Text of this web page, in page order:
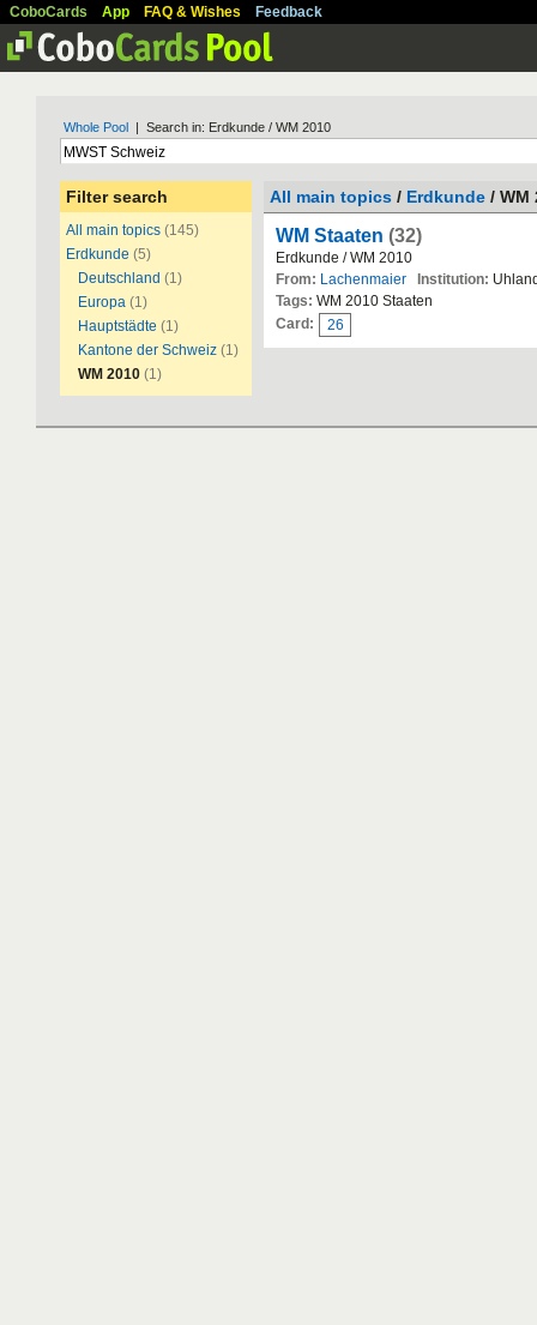
CoboCards App FAQ & Wishes Feedback
Whole Pool | Search in: Erdkunde / WM 2010
Filter search
All main topics (145)
Erdkunde (5)
Deutschland (1)
Europa (1)
Hauptstädte (1)
Kantone der Schweiz (1)
WM 2010 (1)
All main topics / Erdkunde / WM
WM Staaten (32)
Erdkunde / WM 2010
From: Lachenmaier Institution:
Tags: WM 2010 Staaten
Card:
26